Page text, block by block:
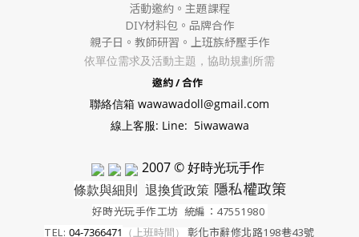
活動邀約。 主題課程
DIY材料包。 品牌合作
親子日。教師研習。上班族紓壓手作
依單位需求及活動主題，協助規劃所需
邀約 / 合作
聯絡信箱 wawawadoll@gmail.com
線上客服: Line: 5iwawawa
2007 © 好時光玩手作
條款與細則 退換貨政策 隱私權政策
好時光玩手作工坊 統編：47551980
TEL: 04-7366471 （上班時間） 彰化市辭修北路198巷43號